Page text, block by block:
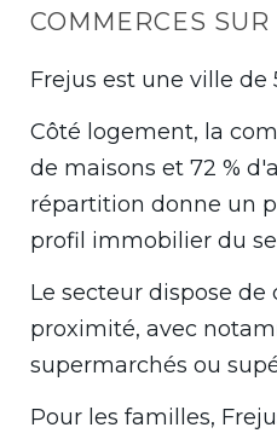
COMMERCES
Frejus est une ville de
Côté logement, la
de maisons et 72 %
répartition donne un
profil immobilier du
Le secteur dispose de
proximité, avec
supermarchés ou
Pour les familles,